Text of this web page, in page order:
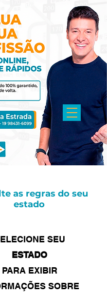
as regras do seu
estado
SEU
ESTADO
PARA EXIBIR
SOBRE